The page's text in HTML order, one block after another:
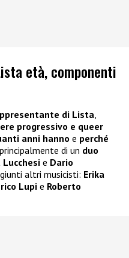
età, componenti
di Lista,
progressivo e queer
anni hanno e perché
di un duo
Lucchesie Dario
altri musicisti: Erika
Lupi e Roberto